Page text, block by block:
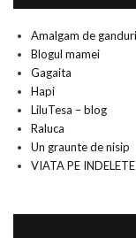
Amalgam de ganduri
Blogul mamei
Gagaita
Hapi
LiluTesa – blog
Raluca
Un graunte de nisip
VIATA PE INDELETE